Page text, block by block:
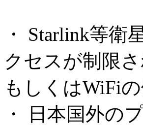
・ Starlink等
クセスが制限
もしくはWiFi
・ 日本国外の